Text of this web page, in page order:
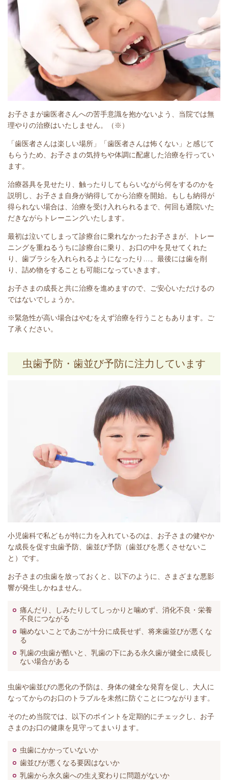
お子さまが歯医者さんへの苦手意識を抱かないよう、当院では無
理やりの治療はいたしません。（※）
「歯医者さんは楽しい場所」「歯医者さんは怖くない」と感じて
もらうため、お子さまの気持ちや体調に配慮した治療を行ってい
ます。
治療器具を見せたり、触ったりしてもらいながら何をするのかを
説明し、お子さま自身が納得してから治療を開始。もしも納得が
得られない場合は、治療を受け入れられるまで、何回も通院いた
だきながらトレーニングいたします。
最初は泣いてしまって診療台に乗れなかったお子さまが、トレー
ニングを重ねるうちに診療台に乗り、お口の中を見せてくれた
り、歯ブラシを入れられるようになったり…。最後には歯を削
り、詰め物をすることも可能になっていきます。
お子さまの成長と共に治療を進めますので、ご安心いただけるの
ではないでしょうか。
※緊急性が高い場合はやむをえず治療を行うこともあります。ご
了承ください。
虫歯予防・歯並び予防に注力しています
小児歯科で私どもが特に力を入れているのは、お子さまの健やか
な成長を促す虫歯予防、歯並び予防（歯並びを悪くさせないこ
と）です。
お子さまの虫歯を放っておくと、以下のように、さまざまな悪影
響が発生しかねません。
痛んだり、しみたりしてしっかりと噛めず、消化不良・栄養
不良につながる
噛めないことであごが十分に成長せず、将来歯並びが悪くな
る
乳歯の虫歯が酷いと、乳歯の下にある永久歯が健全に成長し
ない場合がある
虫歯や歯並びの悪化の予防は、身体の健全な発育を促し、大人に
なってからのお口のトラブルを未然に防ぐことにつながります。
そのため当院では、以下のポイントを定期的にチェックし、お子
さまのお口の健康を見守ってまいります。
虫歯にかかっていないか
歯並びが悪くなる要因はないか
乳歯から永久歯への生え変わりに問題がないか